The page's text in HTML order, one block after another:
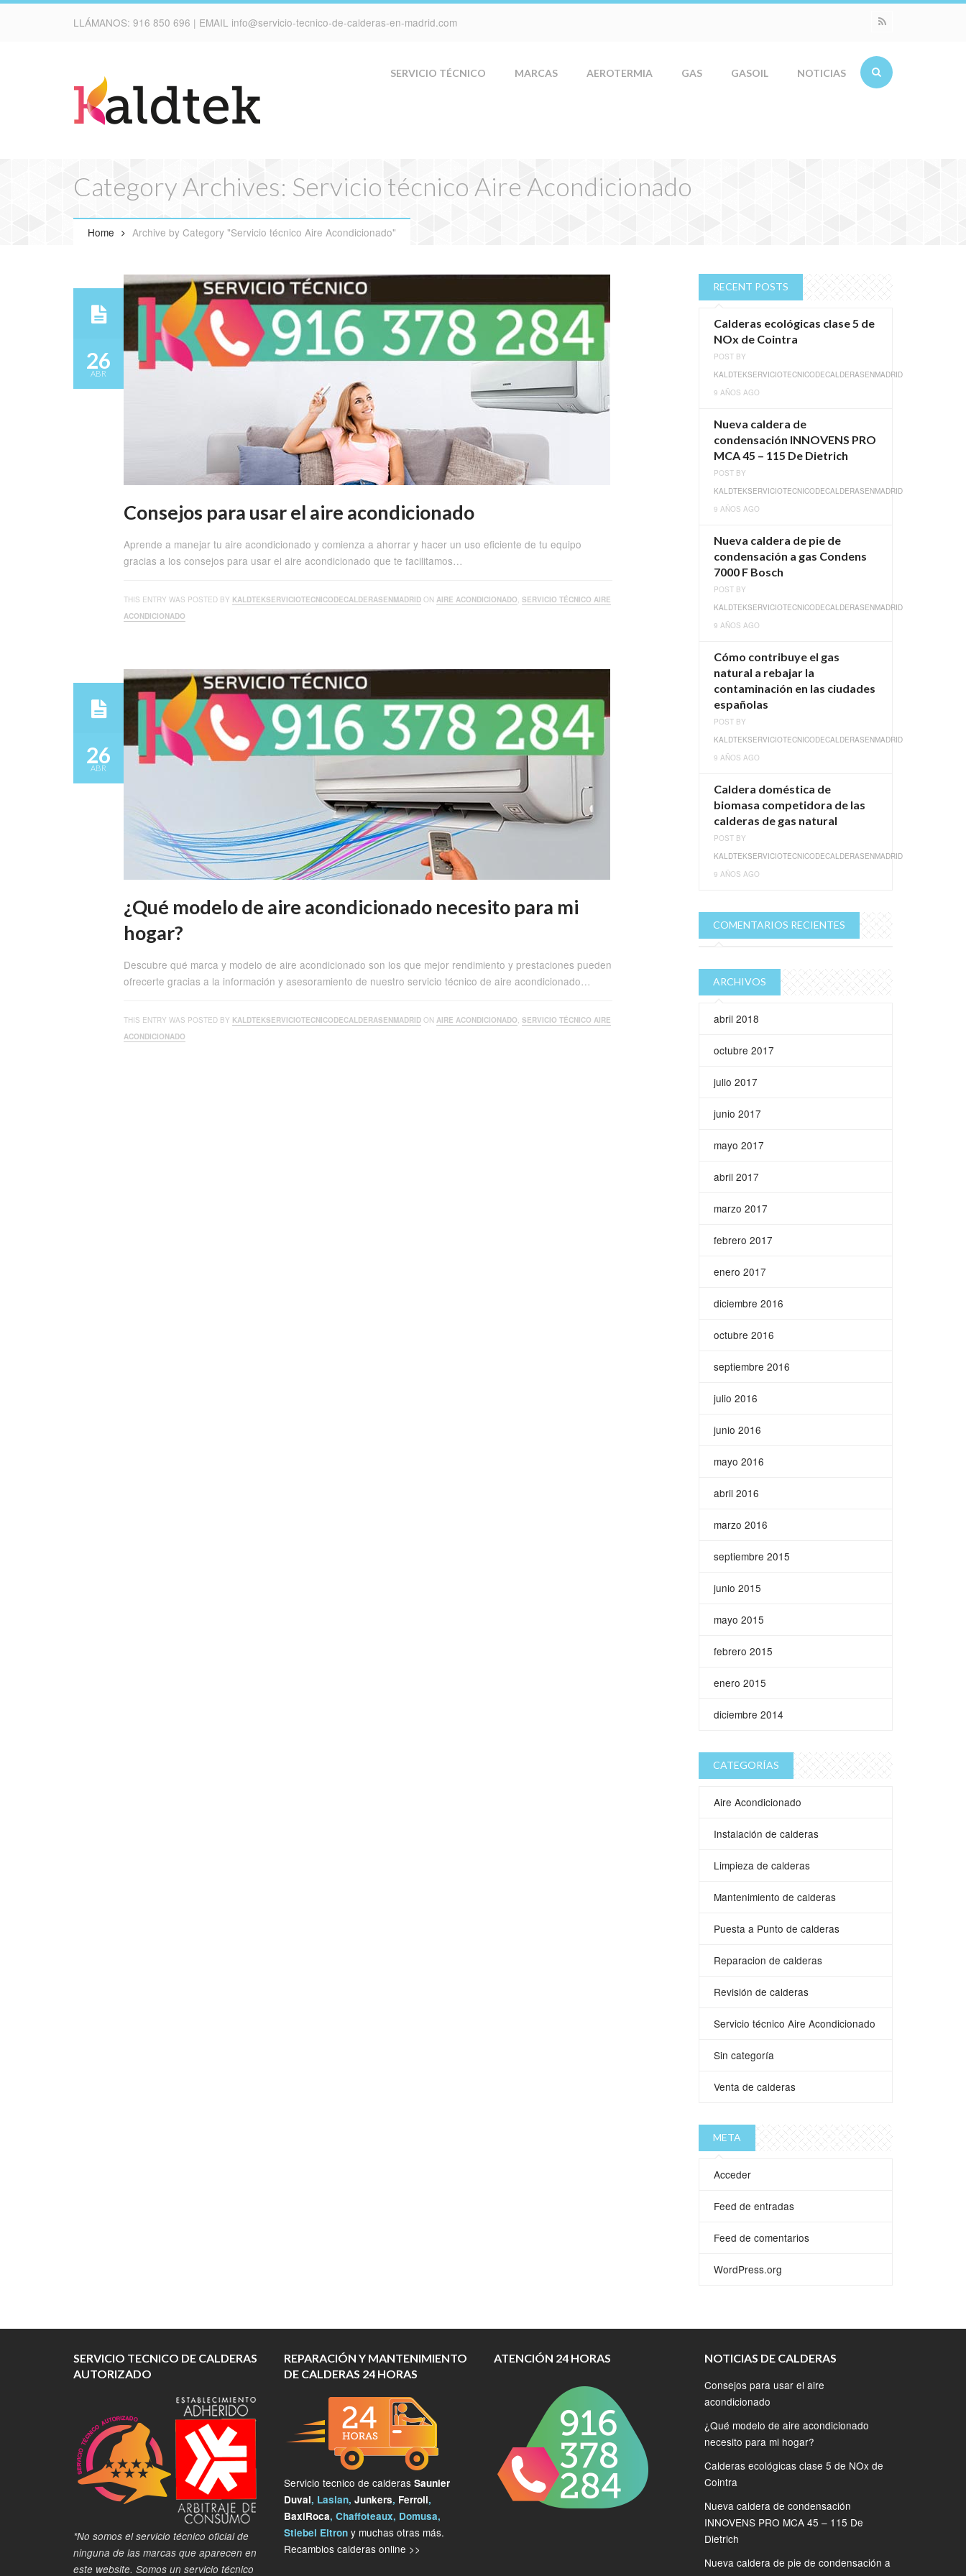
LLÁMANOS: 916 850 696 | EMAIL info@servicio-tecnico-de-calderas-en-madrid.com
SERVICIO TÉCNICO MARCAS AEROTERMIA GAS GASOIL NOTICIAS
Category Archives: Servicio técnico Aire Acondicionado
Home Archive by Category "Servicio técnico Aire Acondicionado"
26
ABR
Consejos para usar el aire acondicionado
Aprende a manejar tu aire acondicionado y comienza a ahorrar y hacer un uso eficiente de tu equipo
gracias a los consejos para usar el aire acondicionado que te facilitamos…
THIS ENTRY WAS POSTED BY KALDTEKSERVICIOTECNICODECALDERASENMADRID ON AIRE ACONDICIONADO, SERVICIO TÉCNICO AIRE
ACONDICIONADO
26
ABR
¿Qué modelo de aire acondicionado necesito para mi
hogar?
Descubre qué marca y modelo de aire acondicionado son los que mejor rendimiento y prestaciones pueden
ofrecerte gracias a la información y asesoramiento de nuestro servicio técnico de aire acondicionado…
THIS ENTRY WAS POSTED BY KALDTEKSERVICIOTECNICODECALDERASENMADRID ON AIRE ACONDICIONADO, SERVICIO TÉCNICO AIRE
ACONDICIONADO
RECENT POSTS
Calderas ecológicas clase 5 de
NOx de Cointra
POST BY
KALDTEKSERVICIOTECNICODECALDERASENMADRID
9 AÑOS AGO
Nueva caldera de
condensación INNOVENS PRO
MCA 45 – 115 De Dietrich
POST BY
KALDTEKSERVICIOTECNICODECALDERASENMADRID
9 AÑOS AGO
Nueva caldera de pie de
condensación a gas Condens
7000 F Bosch
POST BY
KALDTEKSERVICIOTECNICODECALDERASENMADRID
9 AÑOS AGO
Cómo contribuye el gas
natural a rebajar la
contaminación en las ciudades
españolas
POST BY
KALDTEKSERVICIOTECNICODECALDERASENMADRID
9 AÑOS AGO
Caldera doméstica de
biomasa competidora de las
calderas de gas natural
POST BY
KALDTEKSERVICIOTECNICODECALDERASENMADRID
9 AÑOS AGO
COMENTARIOS RECIENTES
ARCHIVOS
abril 2018
octubre 2017
julio 2017
junio 2017
mayo 2017
abril 2017
marzo 2017
febrero 2017
enero 2017
diciembre 2016
octubre 2016
septiembre 2016
julio 2016
junio 2016
mayo 2016
abril 2016
marzo 2016
septiembre 2015
junio 2015
mayo 2015
febrero 2015
enero 2015
diciembre 2014
CATEGORÍAS
Aire Acondicionado
Instalación de calderas
Limpieza de calderas
Mantenimiento de calderas
Puesta a Punto de calderas
Reparacion de calderas
Revisión de calderas
Servicio técnico Aire Acondicionado
Sin categoría
Venta de calderas
META
Acceder
Feed de entradas
Feed de comentarios
WordPress.org
SERVICIO TECNICO DE CALDERAS
AUTORIZADO
*No somos el servicio técnico oficial de
ninguna de las marcas que aparecen en
este website. Somos un servicio técnico
REPARACIÓN Y MANTENIMIENTO
DE CALDERAS 24 HORAS
Servicio tecnico de calderas Saunier
Duval, Lasian, Junkers, Ferroli,
BaxiRoca, Chaffoteaux, Domusa,
Stiebel Eltrony muchas otras más.
Recambios calderas online >>
ATENCIÓN 24 HORAS NOTICIAS DE CALDERAS
Consejos para usar el aire
acondicionado
¿Qué modelo de aire acondicionado
necesito para mi hogar?
Calderas ecológicas clase 5 de NOx de
Cointra
Nueva caldera de condensación
INNOVENS PRO MCA 45 – 115 De
Dietrich
Nueva caldera de pie de condensación a